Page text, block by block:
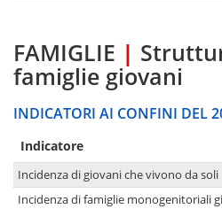
FAMIGLIE |
famiglie giovani
INDICATORI AI CONFINI DEL
Indicatore
Incidenza di giovani che vivono da soli
Incidenza di famiglie monogenitoriali